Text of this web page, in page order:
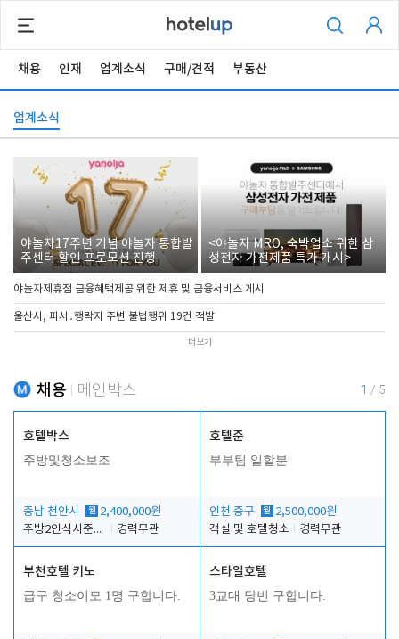
채용 인재 업계소식 구매/견적 부동산
업계소식
야놀자17주년 기념 야놀자 통합발
주센터 할인 프로모션 진행
<야놀자 MRO, 숙박업소 위한 삼
성전자 가전제품 특가 개시>
야놀자제휴점 금융혜택제공 위한 제휴 및 금융서비스 게시
울산시, 피서․행락지 주변 불법행위 19건 적발
더보기
채용 메인박스 1 / 5
호텔박스
주방및청소보조
충남 천안시 월 2,400,000원
주방2인식사준비및청소린렌보조
경력무관
호텔준
부부팀 일할분
인천 중구 월 2,500,000원
객실 및 호텔청소
경력무관
부천호텔 키노
급구 청소이모 1명 구합니다.
스타일호텔
3교대 당번 구합니다.